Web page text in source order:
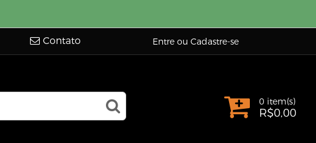
Contato Entre ou Cadastre-se
0 item(s)
R$0,00